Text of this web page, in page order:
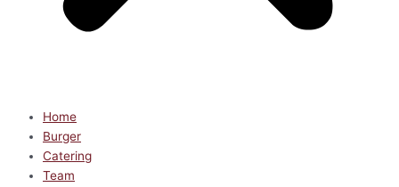
Home
Burger
Catering
Team